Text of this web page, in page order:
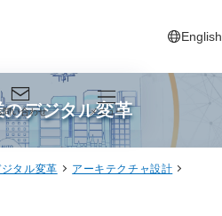
English
新しいタ
問い合わせ メニュー
デジタル変革
タル変革
アーキテクチャ設計